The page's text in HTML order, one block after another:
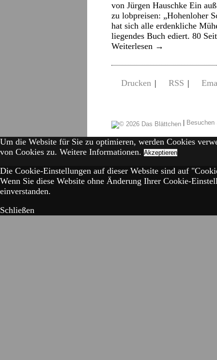
von Jürgen Hauschke Ein
zu lobpreisen: „Hohenloher
hat sich alle erdenkliche
liegendes Buch ediert. 80
Weiterlesen →
Drucken | RSS |
|
Um die Website für Sie zu optimieren, werden Cookies
von Cookies zu. Weitere Informationen. Akzeptieren
Die Cookie-Einstellungen auf dieser Website sind auf
Wenn Sie diese Website ohne Änderung Ihrer Cookie-
einverstanden.
Schließen